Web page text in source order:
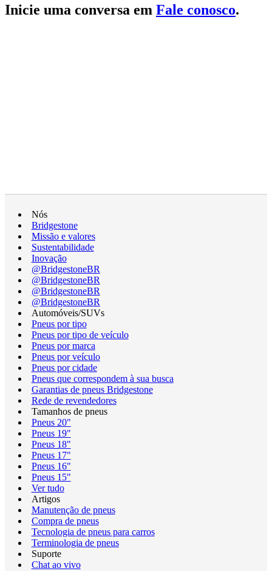
Inicie uma conversa em Fale conosco.
Nós
Bridgestone
Missão e valores
Sustentabilidade
Inovação
@BridgestoneBR
@BridgestoneBR
@BridgestoneBR
@BridgestoneBR
Automóveis/SUVs
Pneus por tipo
Pneus por tipo de veículo
Pneus por marca
Pneus por veículo
Pneus por cidade
Pneus que correspondem à sua busca
Garantias de pneus Bridgestone
Rede de revendedores
Tamanhos de pneus
Pneus 20"
Pneus 19"
Pneus 18"
Pneus 17"
Pneus 16"
Pneus 15"
Ver tudo
Artigos
Manutenção de pneus
Compra de pneus
Tecnologia de pneus para carros
Terminologia de pneus
Suporte
Chat ao vivo